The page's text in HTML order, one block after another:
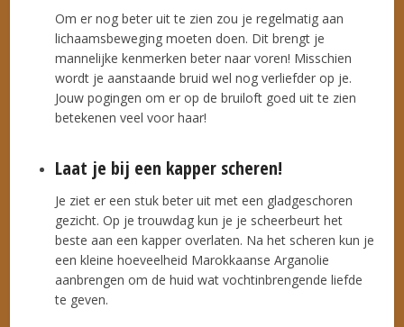
Om er nog beter uit te zien zou je regelmatig aan
lichaamsbeweging moeten doen. Dit brengt je
mannelijke kenmerken beter naar voren! Misschien
wordt je aanstaande bruid wel nog verliefder op je.
Jouw pogingen om er op de bruiloft goed uit te zien
betekenen veel voor haar!
Laat je bij een kapper scheren!
Je ziet er een stuk beter uit met een gladgeschoren
gezicht. Op je trouwdag kun je je scheerbeurt het
beste aan een kapper overlaten. Na het scheren kun je
een kleine hoeveelheid Marokkaanse Arganolie
aanbrengen om de huid wat vochtinbrengende liefde
te geven.